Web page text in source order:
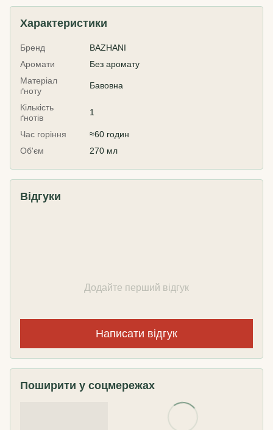
Характеристики
Бренд
BAZHANI
Аромати
Без аромату
Матеріал
ґноту
Бавовна
Кількість
ґнотів
1
Час горіння
≈60 годин
Об'єм
270 мл
Відгуки
Додайте перший відгук
Написати відгук
Поширити у соцмережах